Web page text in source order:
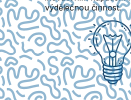
výdělečnou činnost.